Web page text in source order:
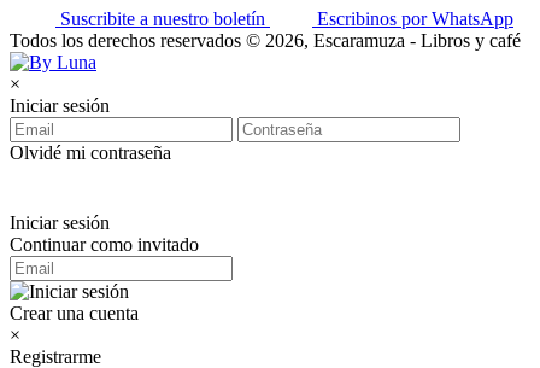
Suscribite a nuestro boletín
Escribinos por WhatsApp
Todos los derechos reservados © 2026, Escaramuza - Libros y café
×
Iniciar sesión
Olvidé mi contraseña
Iniciar sesión
Continuar como invitado
Crear una cuenta
×
Registrarme